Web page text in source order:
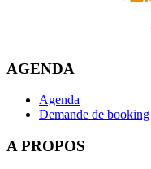
AGENDA
Agenda
Demande de booking
A PROPOS